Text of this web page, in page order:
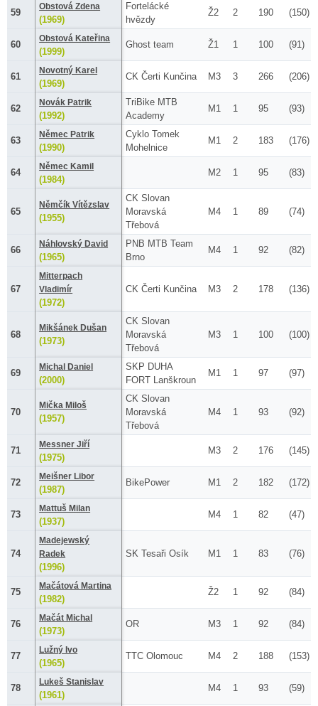
59
Obstová Zdena
(1969)
Fortelácké
hvězdy
Ž2 2 190 (150)
60
Obstová Kateřina
(1999)
Ghost team Ž1 1 100 (91)
61
Novotný Karel
(1969)
CK Čerti Kunčina M3 3 266 (206)
62
Novák Patrik
(1992)
TriBike MTB
Academy
M1 1 95 (93)
63
Němec Patrik
(1990)
Cyklo Tomek
Mohelnice
M1 2 183 (176)
64
Němec Kamil
(1984)
M2 1 95 (83)
65
Němčík Vítězslav
(1955)
CK Slovan
Moravská
Třebová
M4 1 89 (74)
66
Náhlovský David
(1965)
PNB MTB Team
Brno
M4 1 92 (82)
67
Mitterpach
Vladimír
(1972)
CK Čerti Kunčina M3 2 178 (136)
68
Mikšánek Dušan
(1973)
CK Slovan
Moravská
Třebová
M3 1 100 (100)
69
Michal Daniel
(2000)
SKP DUHA
FORT Lanškroun
M1 1 97 (97)
70
Mička Miloš
(1957)
CK Slovan
Moravská
Třebová
M4 1 93 (92)
71
Messner Jiří
(1975)
M3 2 176 (145)
72
Meišner Libor
(1987)
BikePower M1 2 182 (172)
73
Mattuš Milan
(1937)
M4 1 82 (47)
74
Madejewský
Radek
(1996)
SK Tesaři Osík M1 1 83 (76)
75
Mačátová Martina
(1982)
Ž2 1 92 (84)
76
Mačát Michal
(1973)
OR M3 1 92 (84)
77
Lužný Ivo
(1965)
TTC Olomouc M4 2 188 (153)
78
Lukeš Stanislav
(1961)
M4 1 93 (59)